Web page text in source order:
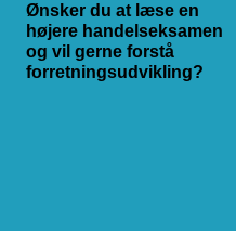
Ønsker du at læse en
højere handelseksamen
og vil gerne forstå
forretningsudvikling?